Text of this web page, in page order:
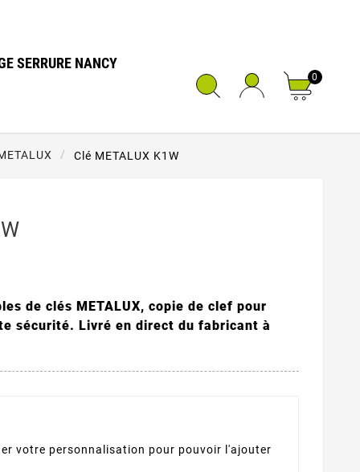
SERRURE NANCY
0
Clé METALUX K1W
de clés METALUX, copie de clef pour
sécurité. Livré en direct du fabricant à
votre personnalisation pour pouvoir l'ajouter